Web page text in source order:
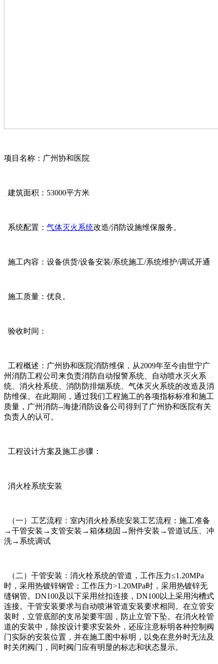
项目名称：广州协和医院
建筑面积：53000平方米
系统配置： 气体灭火系统改造/消防设施维保服务。
施工内容：设备供货/设备安装/系统施工/系统维护/调试开通
施工质量：优良。
验收时间：
工程概述：广州协和医院消防维保，从2009年至今由世宁广
州消防工程公司来负责消防自动报警系统、自动喷水灭火系
统、消火栓系统、消防防排烟系统、气体灭火系统的改造及消
防维保。在此期间，通过我们工程施工的各项指标标准和施工
质量，广州消防--海捷消防设备公司得到了广州协和医院有关
负责人的认可。
工程设计方案及施工步骤：
消火栓系统安装
（一）工艺流程：室内消火栓系统安装工艺流程：施工准备
→干管安装→支管安装→箱体稳固→附件安装→管道试压、冲
洗→系统调试
（二）干管安装：消火栓系统的管道，工作压力≤1.20MPa
时，采用热镀锌钢管；工作压力>1.20MPa时，采用热镀锌无
缝钢管。DN100及以下采用丝扣连接，DN100以上采用沟槽式
连接。干管安装要求与自动喷淋管道安装要求相同。在立管安
装时，立管底部的支吊架要牢固，防止立管下坠。在消火栓管
道的安装中，除按设计要求安装外，还应注意标明各种控制阀
门实际的安装位置，并在施工图中标明，以免在意外时无法及
时关闭阀门，同时阀门应有明显的标志和状态显示。